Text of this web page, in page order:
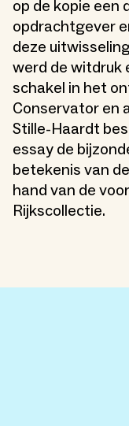
op de kopie een
opdrachtgever
deze
werd de witdruk
schakel in het
Conservator en
Stille-Haardt
essay de
betekenis van
hand van de
Rijkscollectie.